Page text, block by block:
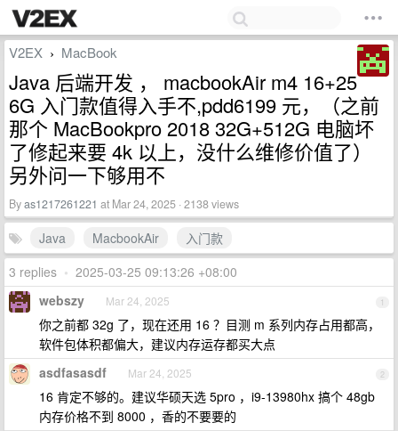
V2EX › MacBook
Java 后端开发 ， macbookAir m4 16+25
6G 入门款值得入手不,pdd6199 元，（之前
那个 MacBookpro 2018 32G+512G 电脑坏
了修起来要 4k 以上，没什么维修价值了）
另外问一下够用不
Byas1217261221 at Mar 24, 2025 · 2138 views
Java MacbookAir
入门款
3 replies • 2025-03-25 09:13:26 +08:00
1
webszy Mar 24, 2025
你之前都 32g 了，现在还用 16 ？目测 m 系列内存占用都高，
软件包体积都偏大，建议内存运存都买大点
2
asdfasasdf Mar 24, 2025
16 肯定不够的。建议华硕天选 5pro ，i9-13980hx 搞个 48gb
内存价格不到 8000 ，香的不要要的